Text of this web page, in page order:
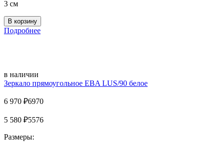
3 см
Подробнее
в наличии
Зеркало прямоугольное EВA LUS/90 белое
6 970 ₽6970
5 580 ₽5576
Размеры: